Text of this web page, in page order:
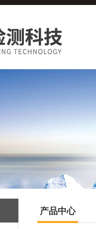
产品中心